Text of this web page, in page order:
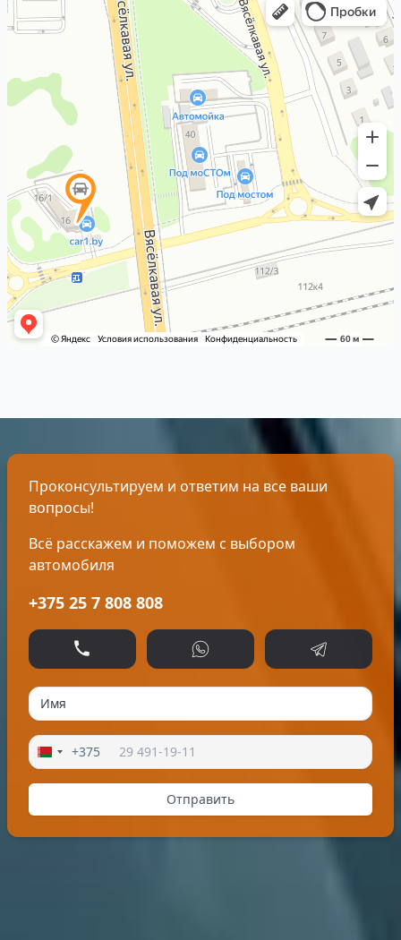
Проконсультируем и ответим на все ваши
вопросы!
Всё расскажем и поможем с выбором
автомобиля
+375 25 7 808 808
Позвонить WhatsApp Telegram
+375
Отправить